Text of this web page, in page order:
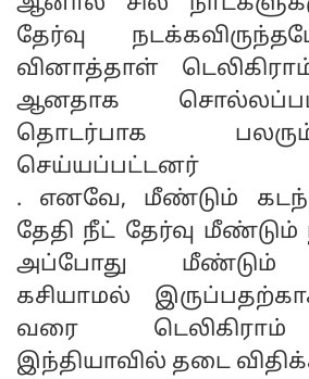
தேர்வு
வினாத்தாள்
ஆனதாக
தொடர்பாக
செய்யப்பட்டனர்
. எனவே, மீண்டும்
தேதி நீட் தேர்வு மீண்டும்
அப்போது மீண்டும்
கசியாமல்
வரை
இந்தியாவில் தடை